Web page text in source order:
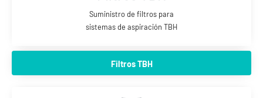
Suministro de filtros para
sistemas de aspiración TBH
Filtros TBH